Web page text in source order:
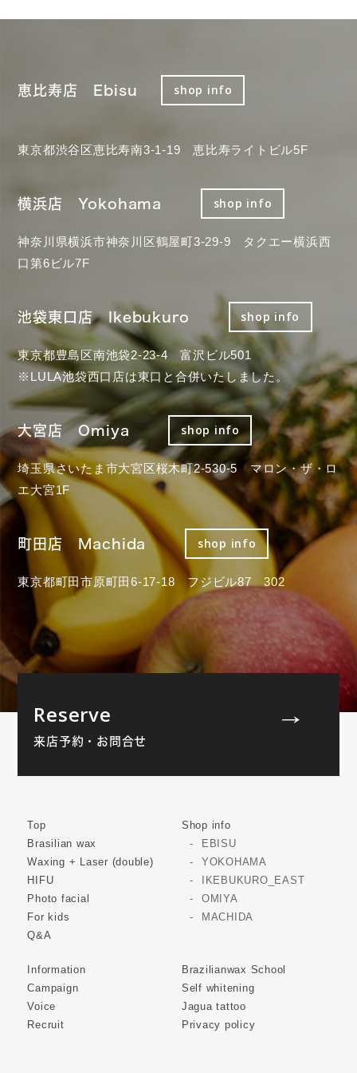
恵比寿店 Ebisu shop info
東京都渋谷区恵比寿南3-1-19 恵比寿ライトビル5F
横浜店 Yokohama shop info
神奈川県横浜市神奈川区鶴屋町3-29-9 タクエー横浜西
口第6ビル7F
池袋東口店 Ikebukuro shop info
東京都豊島区南池袋2-23-4 富沢ビル501
※LULA池袋西口店は東口と合併いたしました。
大宮店 Omiya shop info
埼玉県さいたま市大宮区桜木町2-530-5 マロン・ザ・ロ
エ大宮1F
町田店 Machida shop info
東京都町田市原町田6-17-18 フジビル87 302
Reserve
来店予約・お問合せ
Top
Brasilian wax
Waxing + Laser (double)
HIFU
Photo facial
For kids
Q&A
Shop info
EBISU
YOKOHAMA
IKEBUKURO_EAST
OMIYA
MACHIDA
Information
Campaign
Voice
Recruit
Brazilianwax School
Self whitening
Jagua tattoo
Privacy policy